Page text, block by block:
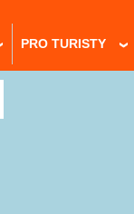
PRO TURISTY ›